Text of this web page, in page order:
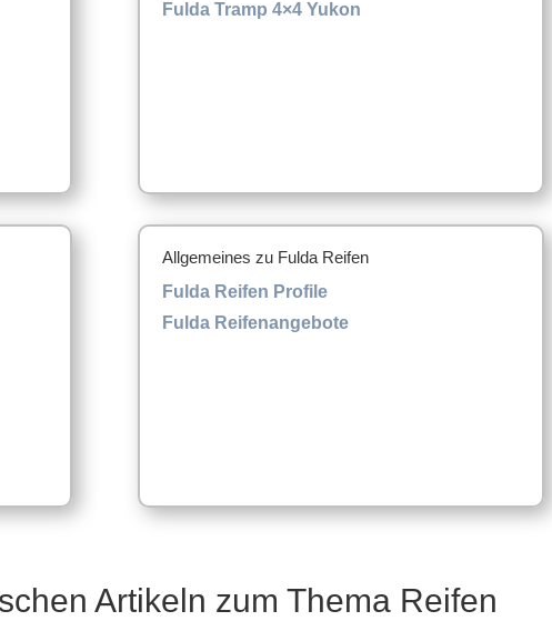
Fulda Tramp 4×4 Yukon
Allgemeines zu Fulda Reifen
Fulda Reifen Profile
Fulda Reifenangebote
Artikeln zum Thema Reifen